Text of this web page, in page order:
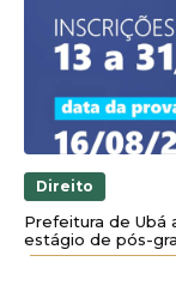
Direito
Prefeitura de Ubá
estágio de pós-